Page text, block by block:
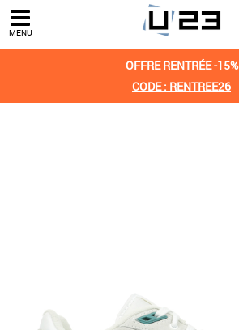
MENU
OFFRE RENTRÉE -15%
CODE : RENTREE26